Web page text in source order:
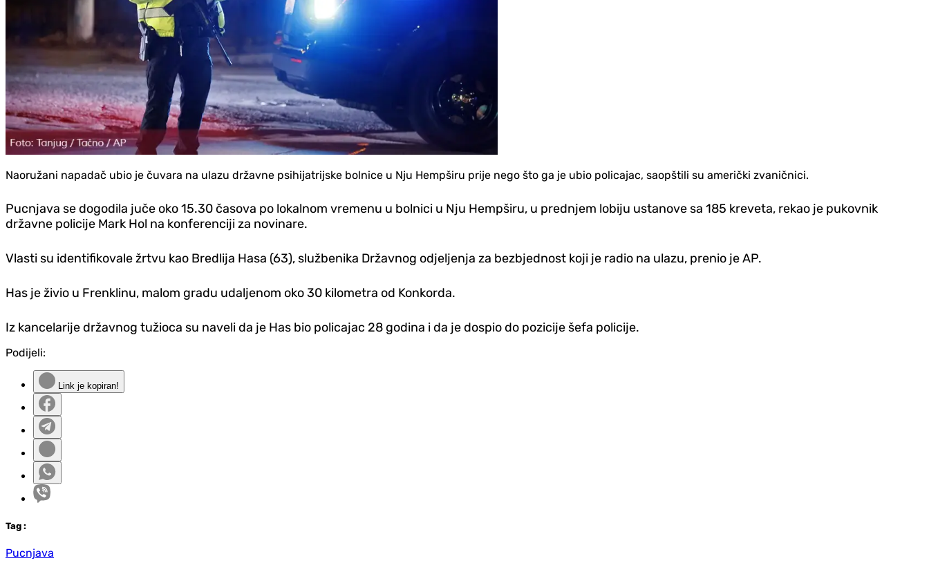
Naoružani napadač ubio je čuvara na ulazu državne psihijatrijske bolnice u Nju Hempširu prije nego što ga je ubio policajac, saopštili su američki zvaničnici.
Pucnjava se dogodila juče oko 15.30 časova po lokalnom vremenu u bolnici u Nju Hempširu, u prednjem lobiju ustanove sa 185 kreveta, rekao je pukovnik
državne policije Mark Hol na konferenciji za novinare.
Vlasti su identifikovale žrtvu kao Bredlija Hasa (63), službenika Državnog odjeljenja za bezbjednost koji je radio na ulazu, prenio je AP.
Has je živio u Frenklinu, malom gradu udaljenom oko 30 kilometra od Konkorda.
Iz kancelarije državnog tužioca su naveli da je Has bio policajac 28 godina i da je dospio do pozicije šefa policije.
Podijeli:
Link je kopiran!
Tag :
Pucnjava